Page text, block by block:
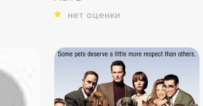
нет оценки